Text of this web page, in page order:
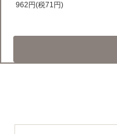
962円(税71円)